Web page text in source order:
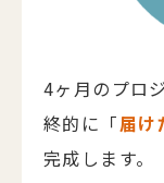
4ヶ月のプロ
終的に「届け
完成します。